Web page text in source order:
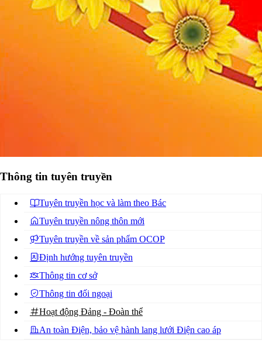
Thông tin tuyên truyền
Tuyên truyền học và làm theo Bác
Tuyên truyền nông thôn mới
Tuyên truyền về sản phẩm OCOP
Định hướng tuyên truyền
Thông tin cơ sở
Thông tin đối ngoại
Hoạt động Đảng - Đoàn thể
An toàn Điện, bảo vệ hành lang lưới Điện cao áp